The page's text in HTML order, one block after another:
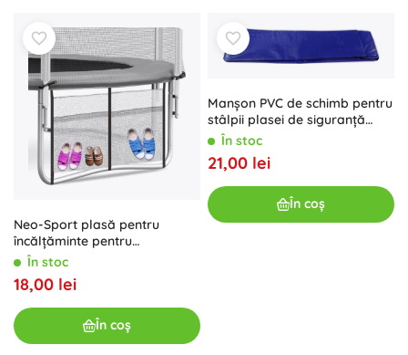
Neo-Sport plasă pentru
încălțăminte pentru
trambulină
În stoc
18,00 lei
În coș
Manșon PVC de schimb pentru
stâlpii plasei de siguranță
pentru trambuline Marimex
În stoc
21,00 lei
În coș